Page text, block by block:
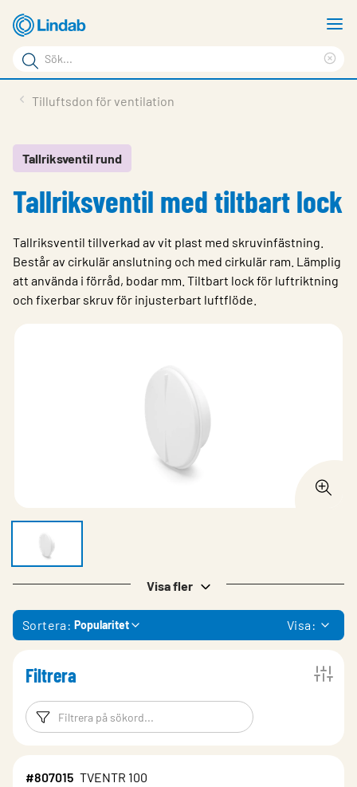
Hoppa
till
huvudinnehållet
Sökord
Sök
på
Service & Support
Hållbarhet
Kontakt
Tilluftsdon för ventilation
Tallriksventil rund
Tallriksventil med tiltbart lock
Tallriksventil tillverkad av vit plast med skruvinfästning.
Består av cirkulär anslutning och med cirkulär ram. Lämplig
att använda i förråd, bodar mm. Tiltbart lock för luftriktning
och fixerbar skruv för injusterbart luftflöde.
Visa fler
Sortera: Popularitet Visa:
Filtrera
Filtreringsord Filtrera
#807015 TVENTR 100